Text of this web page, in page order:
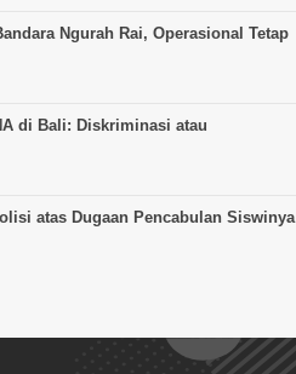
Ngurah Rai, Operasional Tetap
di Bali: Diskriminasi atau
atas Dugaan Pencabulan Siswinya